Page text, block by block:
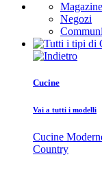
Magazine
Negozi
Cucine
Vai a tutti i modelli
Cucine
Country